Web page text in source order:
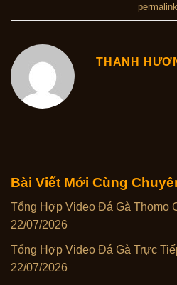
Bài Viết Mới Cùng
Tổng Hợp Video Đá Gà Thomo
22/07/2026
Tổng Hợp Video Đá Gà Trực
22/07/2026
permalink
THANH